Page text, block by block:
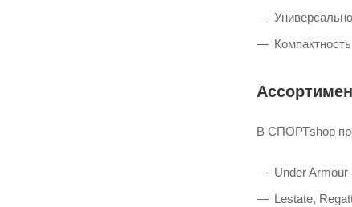
В СПОРТshop
Under
Lestate,